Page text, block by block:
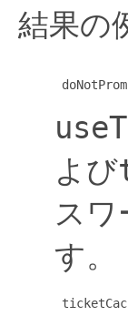
結果の
よび
ス
す。